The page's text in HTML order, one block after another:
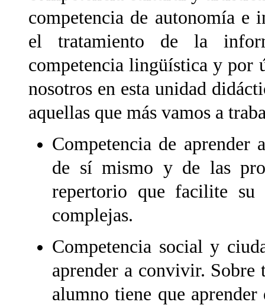
competencia de autonomía e
el tratamiento de la
competencia lingüística y por
nosotros en esta unidad
aquellas que más vamos a
Competencia de aprender
de sí mismo y de las
repertorio que facilite su
complejas.
Competencia social y
aprender a convivir. Sobre
alumno tiene que